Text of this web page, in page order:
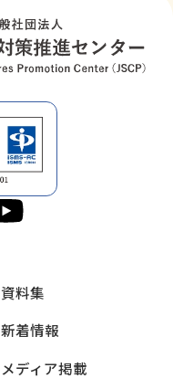
資料集
新着情報
メディア掲載